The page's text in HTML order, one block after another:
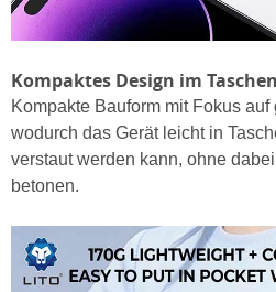
Kompaktes Design im
Kompakte Bauform mit Fokus
wodurch das Gerät leicht in
verstaut werden kann, ohne
betonen.